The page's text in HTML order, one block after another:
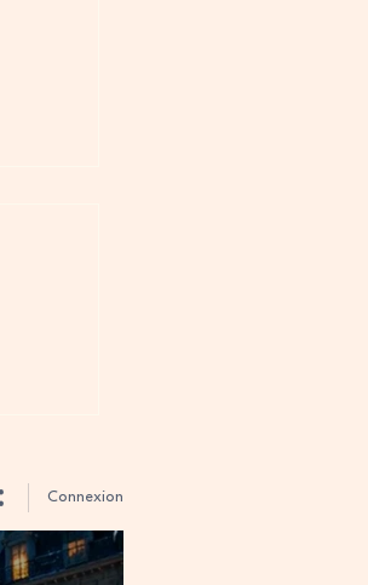
Connexion